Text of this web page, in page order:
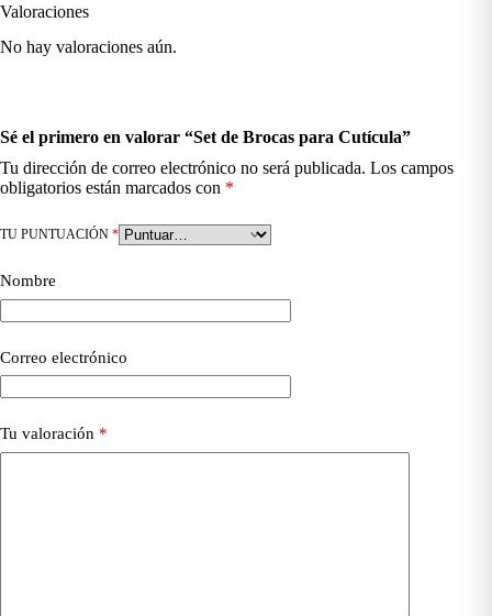
Valoraciones
No hay valoraciones aún.
Sé el primero en valorar “Set de Brocas para Cutícula”
Tu dirección de correo electrónico no será publicada. Los campos
obligatorios están marcados con *
TU PUNTUACIÓN *
Nombre
Correo electrónico
Tu valoración *